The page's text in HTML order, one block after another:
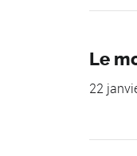
Le
22